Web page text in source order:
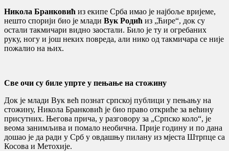
Никола Бранковић из екипе Срба имао је најбоље вријеме,
нешто спорији био је млади Вук Родић из „Ћире“, док су
остали такмичари видно заостали. Било је ту и огребаних
руку, ногу и још неких повреда, али нико од такмичара се није
пожалио на њих.
Све очи су биле упрте у пењање на стожину
Док је млади Вук већ познат српској публици у пењању на
стожину, Никола Бранковић је био право откриће за већину
присутних. Његова прича, у разговору за „Српско коло“, је
веома занимљива и помало необична. Прије годину и по дана
дошао је да ради у Срб у овдашњу пилану из мјеста Штрпце са
Косова и Метохије.